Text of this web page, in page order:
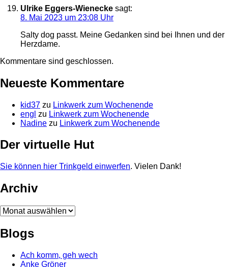
Ulrike Eggers-Wienecke sagt:
8. Mai 2023 um 23:08 Uhr
Salty dog passt. Meine Gedanken sind bei Ihnen und der
Herzdame.
Kommentare sind geschlossen.
Neueste Kommentare
kid37 zu Linkwerk zum Wochenende
engl zu Linkwerk zum Wochenende
Nadine zu Linkwerk zum Wochenende
Der virtuelle Hut
Sie können hier Trinkgeld einwerfen. Vielen Dank!
Archiv
Archiv
Blogs
Ach komm, geh wech
Anke Gröner